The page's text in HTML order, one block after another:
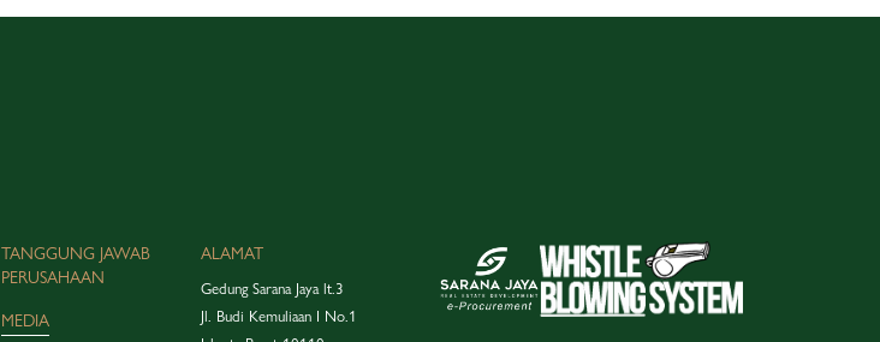
TANGGUNG JAWAB
PERUSAHAAN
MEDIA
ALAMAT
Gedung Sarana Jaya lt.3
Jl. Budi Kemuliaan I No.1